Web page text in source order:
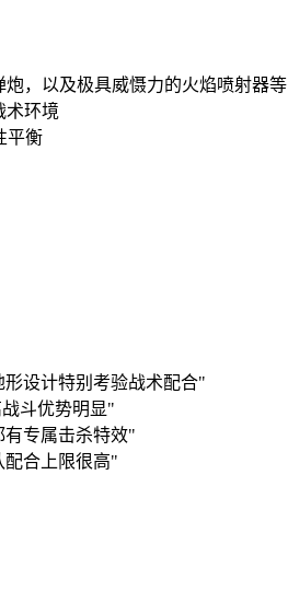
，以及极具威慑力的火焰喷射器等
术环境
平衡
形设计特别考验战术配合"
斗优势明显"
有专属击杀特效"
配合上限很高"